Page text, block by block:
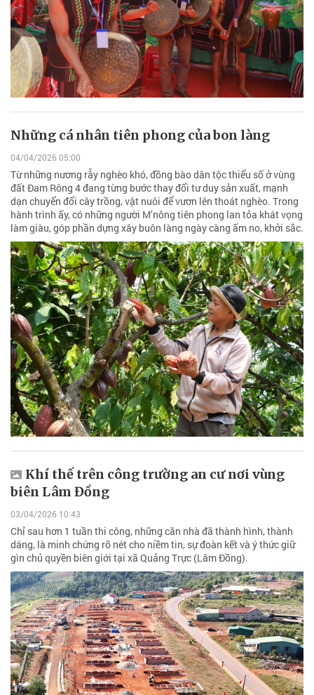
Những cá nhân tiên phong của bon làng
04/04/2026 05:00
Từ những nương rẫy nghèo khó, đồng bào dân tộc thiểu số ở vùng
đất Đam Rông 4 đang từng bước thay đổi tư duy sản xuất, mạnh
dạn chuyển đổi cây trồng, vật nuôi để vươn lên thoát nghèo. Trong
hành trình ấy, có những người M’nông tiên phong lan tỏa khát vọng
làm giàu, góp phần dựng xây buôn làng ngày càng ấm no, khởi sắc.
Khí thế trên công trường an cư nơi vùng
biên Lâm Đồng
03/04/2026 10:43
Chỉ sau hơn 1 tuần thi công, những căn nhà đã thành hình, thành
dáng, là minh chứng rõ nét cho niềm tin, sự đoàn kết và ý thức giữ
gìn chủ quyền biên giới tại xã Quảng Trực (Lâm Đồng).